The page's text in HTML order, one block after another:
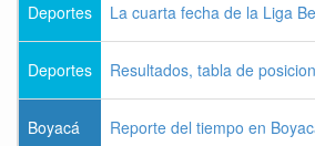
Deportes La cuarta fecha de la Liga
Deportes Resultados, tabla de
Boyacá Reporte del tiempo en